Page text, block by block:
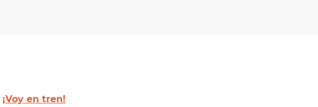
¡Voy en tren!